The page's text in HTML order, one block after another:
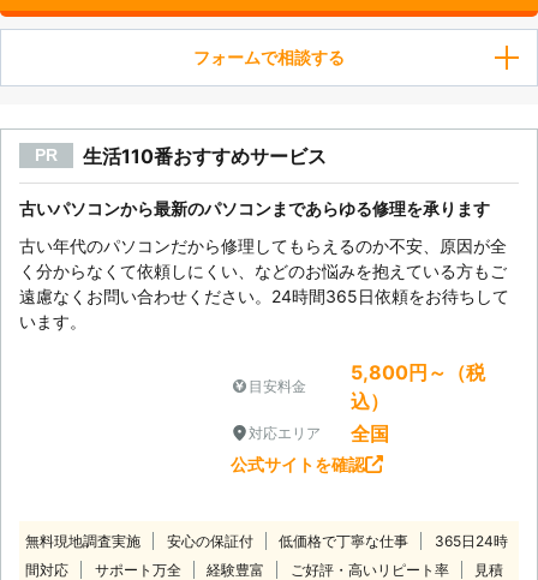
フォームで相談する
PR 生活110番おすすめサービス
古いパソコンから最新のパソコンまであらゆる修理を承ります
古い年代のパソコンだから修理してもらえるのか不安、原因が全
く分からなくて依頼しにくい、などのお悩みを抱えている方もご
遠慮なくお問い合わせください。24時間365日依頼をお待ちして
います。
目安料金
5,800円～（税
込）
対応エリア 全国
公式サイトを確認
無料現地調査実施 安心の保証付 低価格で丁寧な仕事
365日24時
間対応
サポート万全 経験豊富 ご好評・高いリピート率
見積